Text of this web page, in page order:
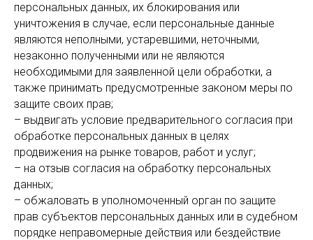
персональных данных, их блокирования или
уничтожения в случае, если персональные данные
являются неполными, устаревшими, неточными,
незаконно полученными или не являются
необходимыми для заявленной цели обработки, а
также принимать предусмотренные законом меры по
защите своих прав;
– выдвигать условие предварительного согласия при
обработке персональных данных в целях
продвижения на рынке товаров, работ и услуг;
– на отзыв согласия на обработку персональных
данных;
– обжаловать в уполномоченный орган по защите
прав субъектов персональных данных или в судебном
порядке неправомерные действия или бездействие